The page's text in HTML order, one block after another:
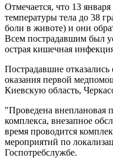
Отмечается, что 13
температуры тела до 38
боли в животе) и они
Всем пострадавшим был
острая кишечная
Пострадавшие
оказания первой
Киевскую область,
"Проведена внеплановая
комплекса, внезапное
время проводится
мероприятий по
Госпотребслужбе.